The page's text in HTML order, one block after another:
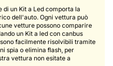
di un Kit a Led comporta la
dell'auto. Ogni vettura può
vetture possono comparire
un Kit a led con canbus
facilmente risolvibili tramite
spia o elimina flash, per
vettura non esitate a